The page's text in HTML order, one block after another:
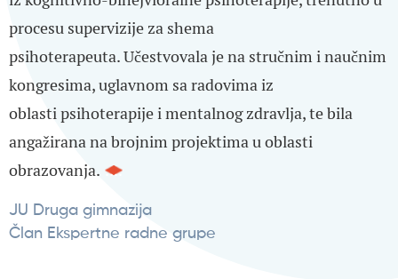
procesu supervizije za shema
psihoterapeuta. Učestvovala je na stručnim i naučnim
kongresima, uglavnom sa radovima iz
oblasti psihoterapije i mentalnog zdravlja, te bila
angažirana na brojnim projektima u oblasti
obrazovanja.
JU Druga gimnazija
Član Ekspertne radne grupe